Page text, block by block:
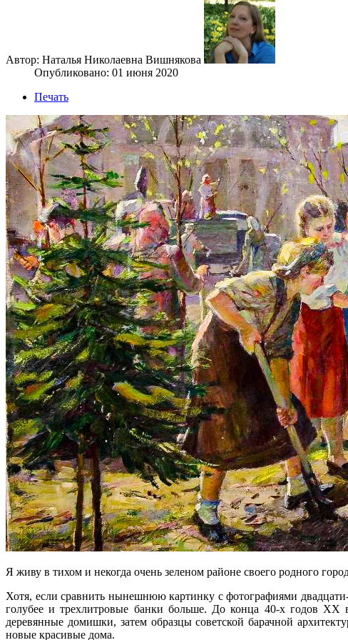
Автор: Наталья Николаевна Вишнякова
Опубликовано: 01 июня 2020
Печать
Я живу в тихом и некогда очень зеленом районе своего родного
Хотя, если сравнить нынешнюю картинку с фотографиями
голубее и трехлитровые банки больше. До конца 40-х годов ХХ
деревянные домишки, затем образцы советской барачной
новые красивые дома.